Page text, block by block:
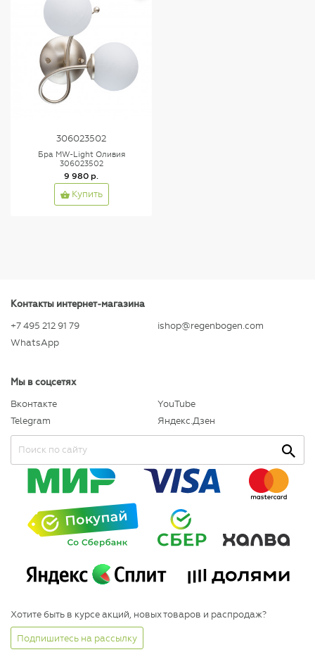
306023502
Бра MW-Light Оливия
306023502
9 980 р.
Купить
Контакты интернет-магазина
+7 495 212 91 79
WhatsApp
ishop@regenbogen.com
Мы в соцсетях
Вконтакте
Telegram
YouTube
Яндекс.Дзен
Хотите быть в курсе акций, новых товаров и распродаж?
Подпишитесь на рассылку